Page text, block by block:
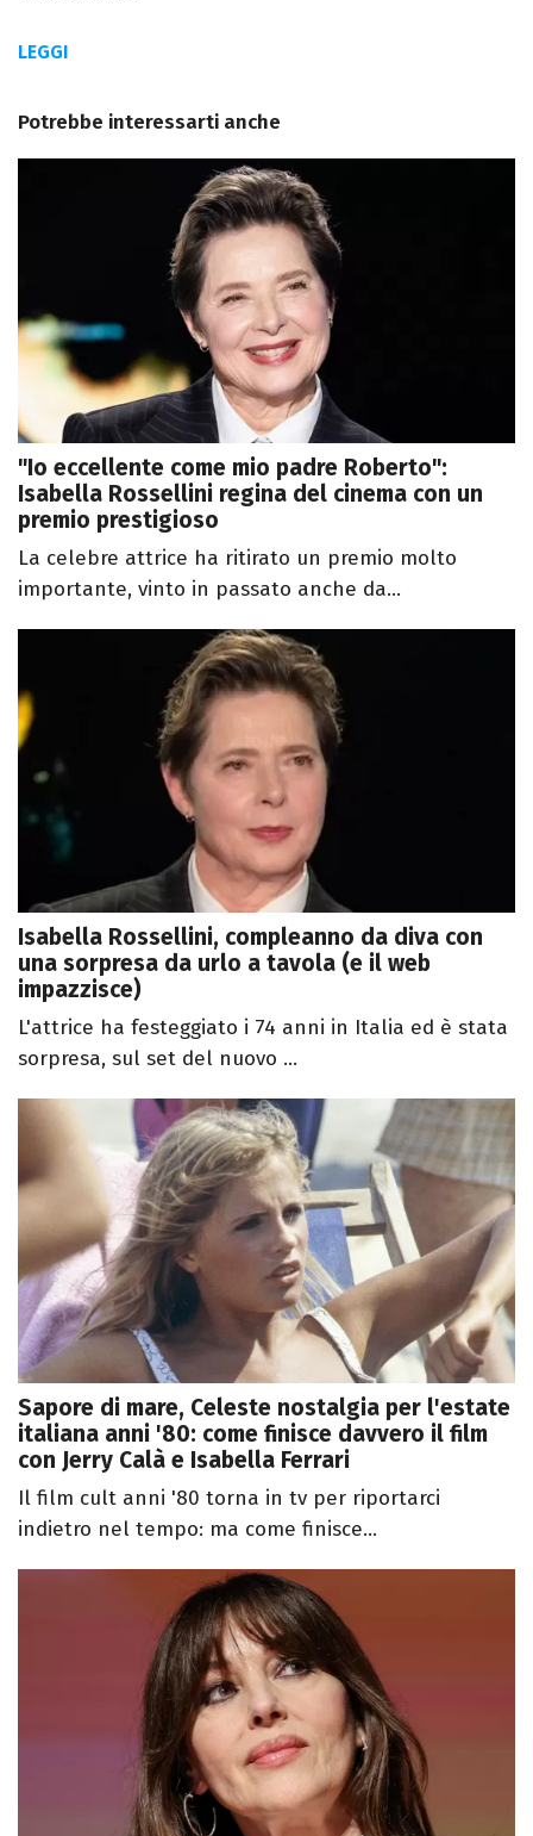
LEGGI
Potrebbe interessarti anche
"Io eccellente come mio padre Roberto":
Isabella Rossellini regina del cinema con un
premio prestigioso
La celebre attrice ha ritirato un premio molto
importante, vinto in passato anche da...
Isabella Rossellini, compleanno da diva con
una sorpresa da urlo a tavola (e il web
impazzisce)
L'attrice ha festeggiato i 74 anni in Italia ed è stata
sorpresa, sul set del nuovo ...
Sapore di mare, Celeste nostalgia per l'estate
italiana anni '80: come finisce davvero il film
con Jerry Calà e Isabella Ferrari
Il film cult anni '80 torna in tv per riportarci
indietro nel tempo: ma come finisce...